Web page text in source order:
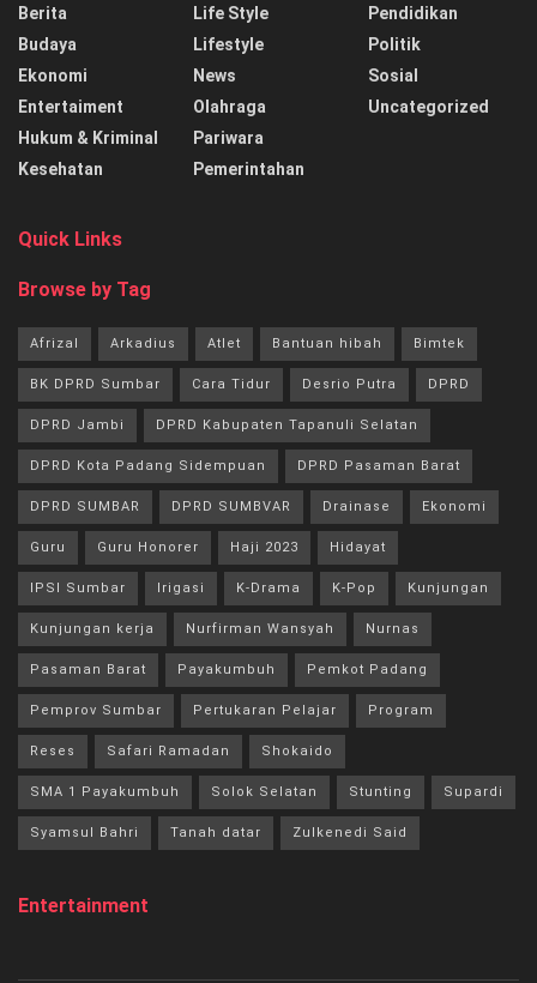
Berita
Budaya
Ekonomi
Entertaiment
Hukum & Kriminal
Kesehatan
Life Style
Lifestyle
News
Olahraga
Pariwara
Pemerintahan
Pendidikan
Politik
Sosial
Uncategorized
Quick Links
Browse by Tag
Afrizal Arkadius Atlet Bantuan hibah Bimtek
BK DPRD Sumbar Cara Tidur Desrio Putra DPRD
DPRD Jambi DPRD Kabupaten Tapanuli Selatan
DPRD Kota Padang Sidempuan DPRD Pasaman Barat
DPRD SUMBAR DPRD SUMBVAR Drainase Ekonomi
Guru Guru Honorer Haji 2023 Hidayat
IPSI Sumbar Irigasi K-Drama K-Pop Kunjungan
Kunjungan kerja Nurfirman Wansyah Nurnas
Pasaman Barat Payakumbuh Pemkot Padang
Pemprov Sumbar Pertukaran Pelajar Program
Reses Safari Ramadan Shokaido
SMA 1 Payakumbuh Solok Selatan Stunting Supardi
Syamsul Bahri Tanah datar Zulkenedi Said
Entertainment